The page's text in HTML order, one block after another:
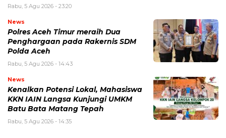
Rabu, 5 Agu 2026 - 23:20
News
Polres Aceh Timur meraih Dua
Penghargaan pada Rakernis SDM
Polda Aceh
Rabu, 5 Agu 2026 - 14:43
News
Kenalkan Potensi Lokal, Mahasiswa
KKN IAIN Langsa Kunjungi UMKM
Batu Bata Matang Tepah
Rabu, 5 Agu 2026 - 14:35